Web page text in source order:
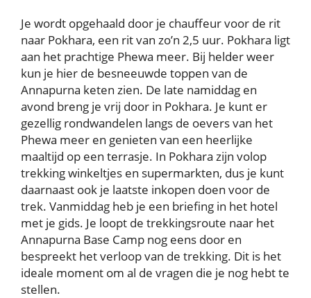
Je wordt opgehaald door je chauffeur voor de rit
naar Pokhara, een rit van zo’n 2,5 uur. Pokhara ligt
aan het prachtige Phewa meer. Bij helder weer
kun je hier de besneeuwde toppen van de
Annapurna keten zien. De late namiddag en
avond breng je vrij door in Pokhara. Je kunt er
gezellig rondwandelen langs de oevers van het
Phewa meer en genieten van een heerlijke
maaltijd op een terrasje. In Pokhara zijn volop
trekking winkeltjes en supermarkten, dus je kunt
daarnaast ook je laatste inkopen doen voor de
trek. Vanmiddag heb je een briefing in het hotel
met je gids. Je loopt de trekkingsroute naar het
Annapurna Base Camp nog eens door en
bespreekt het verloop van de trekking. Dit is het
ideale moment om al de vragen die je nog hebt te
stellen.